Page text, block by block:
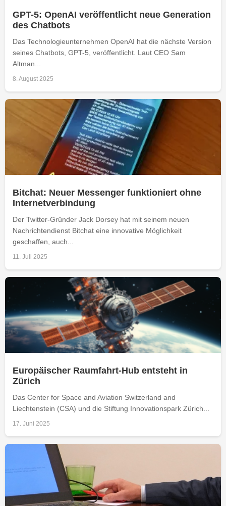
GPT-5: OpenAI veröffentlicht neue Generation
des Chatbots
Das Technologieunternehmen OpenAI hat die nächste Version
seines Chatbots, GPT-5, veröffentlicht. Laut CEO Sam
Altman...
8. August 2025
Bitchat: Neuer Messenger funktioniert ohne
Internetverbindung
Der Twitter-Gründer Jack Dorsey hat mit seinem neuen
Nachrichtendienst Bitchat eine innovative Möglichkeit
geschaffen, auch...
11. Juli 2025
Europäischer Raumfahrt-Hub entsteht in
Zürich
Das Center for Space and Aviation Switzerland and
Liechtenstein (CSA) und die Stiftung Innovationspark Zürich...
17. Juni 2025